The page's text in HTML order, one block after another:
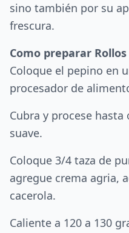
sino también por su
frescura.
Como preparar
Coloque el pepino en
procesador de
Cubra y procese
suave.
Coloque 3/4 taza de
agregue crema agria,
cacerola.
Caliente a 120 a 130